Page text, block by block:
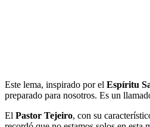
Este lema, inspirado por el Espíritu
preparado para nosotros. Es un
El Pastor Tejeiro, con su